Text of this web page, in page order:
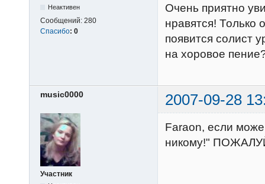
Неактивен
Сообщений: 280
Спасибо: 0
Очень приятно
нравятся! Только
появится солист
на хоровое
music0000 2007-09-28
Участник
Faraon, если
никому!"